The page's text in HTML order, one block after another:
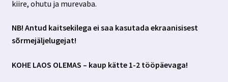
kiire, ohutu ja murevaba.
NB! Antud kaitsekilega ei saa kasutada ekraanisisest
sõrmejäljelugejat!
KOHE LAOS OLEMAS – kaup kätte 1-2 tööpäevaga!